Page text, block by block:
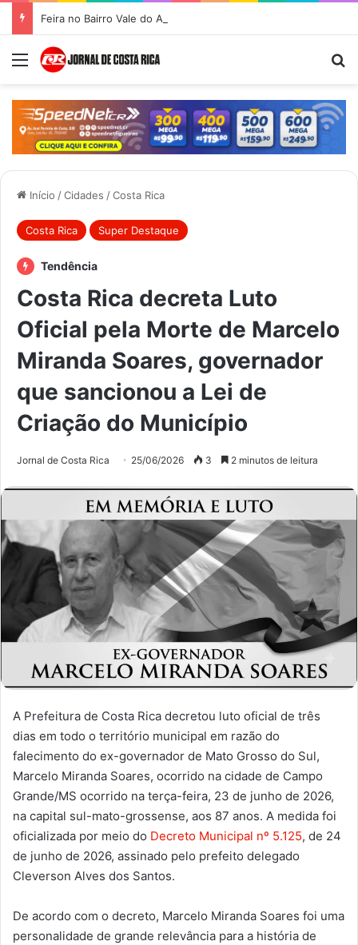
Menu
Início /Cidades /Costa Rica
Costa Rica Super Destaque
Tendência
Costa Rica decreta Luto
Oficial pela Morte de Marcelo
Miranda Soares, governador
que sancionou a Lei de
Criação do Município
Jornal de Costa Rica 25/06/2026 3 2 minutos de leitura
A Prefeitura de Costa Rica decretou luto oficial de três
dias em todo o território municipal em razão do
falecimento do ex-governador de Mato Grosso do Sul,
Marcelo Miranda Soares, ocorrido na cidade de Campo
Grande/MS ocorrido na terça-feira, 23 de junho de 2026,
na capital sul-mato-grossense, aos 87 anos. A medida foi
oficializada por meio do Decreto Municipal nº 5.125, de 24
de junho de 2026, assinado pelo prefeito delegado
Cleverson Alves dos Santos.
De acordo com o decreto, Marcelo Miranda Soares foi uma
personalidade de grande relevância para a história de